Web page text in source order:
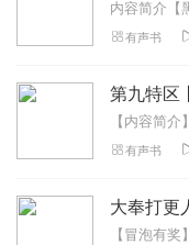
有声书
有声书